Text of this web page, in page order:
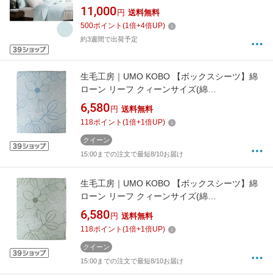
(綿100%/170×195×35cm/ブルー) フランスベッ
ド
11,000 円 送料無料
500ポイント (1倍+4倍UP)
約3週間で出荷予定
生毛工房｜UMO KOBO 【ボックスシーツ】綿
ローン リーフ クィーンサイズ(綿
100%/170×200×30cm/ブルー)
6,580 円 送料無料
118ポイント (1倍+1倍UP)
クイーン
15:00までの注文で最短8/10お届け
生毛工房｜UMO KOBO 【ボックスシーツ】綿
ローン リーフ クィーンサイズ(綿
100%/170×200×30cm/グリーン)
6,580 円 送料無料
118ポイント (1倍+1倍UP)
クイーン
15:00までの注文で最短8/10お届け